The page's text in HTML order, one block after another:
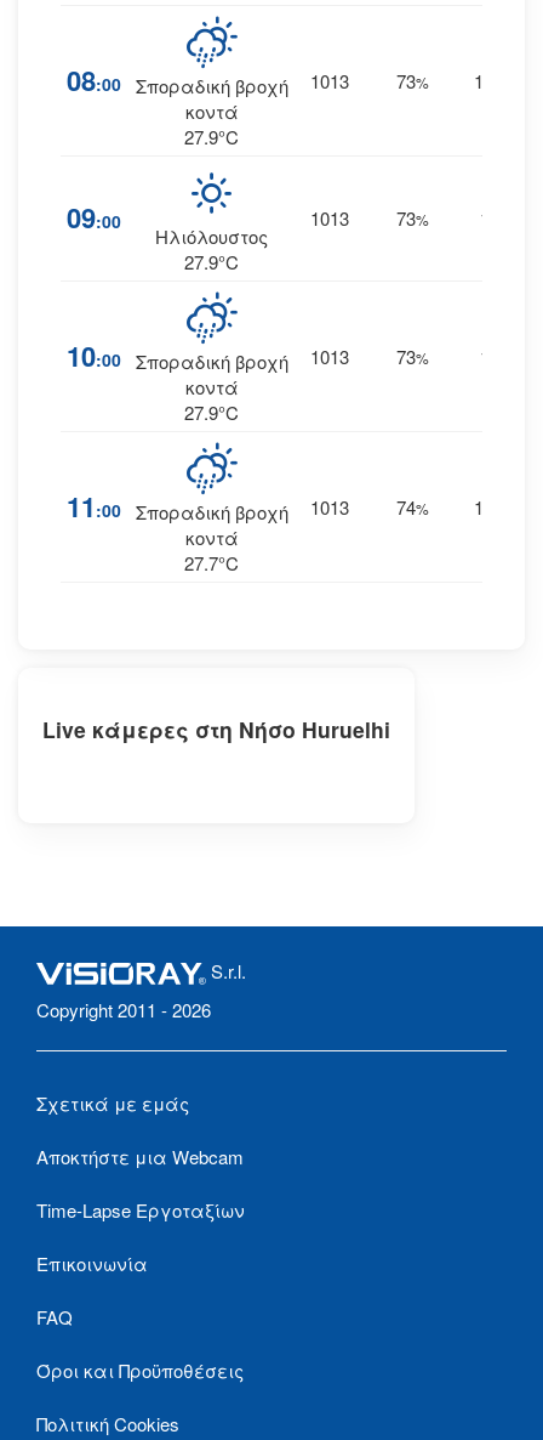
08:00 Σποραδική βροχή
κοντά
27.9°C
1013 73% 15
09:00
Ηλιόλουστος
27.9°C
1013 73% 14
10:00 Σποραδική βροχή
κοντά
27.9°C
1013 73% 14
11 :00 Σποραδική βροχή
κοντά
27.7°C
1013 74% 14
Live κάμερες στη Νήσο Huruelhi
S.r.l.
Copyright 2011 - 2026
Σχετικά με εμάς
Αποκτήστε μια Webcam
Time-Lapse Εργοταξίων
Επικοινωνία
FAQ
Όροι και Προϋποθέσεις
Πολιτική Cookies